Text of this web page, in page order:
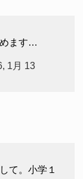
ます…
1月 13
て。小学１